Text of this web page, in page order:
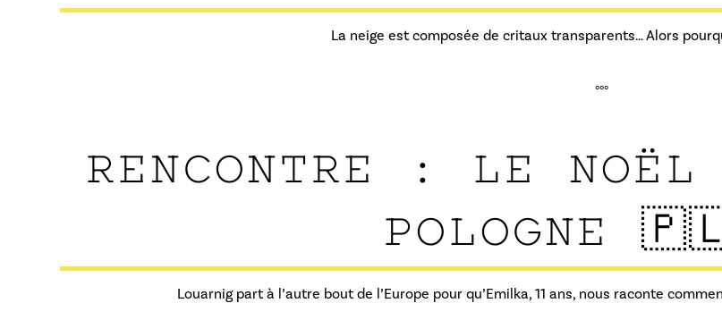
La neige est composée de critaux transparents… Alors
°°°
RENCONTRE : LE
POLOGNE
Louarnig part à l’autre bout de l’Europe pour qu’Emilka, 11 ans, nous raconte